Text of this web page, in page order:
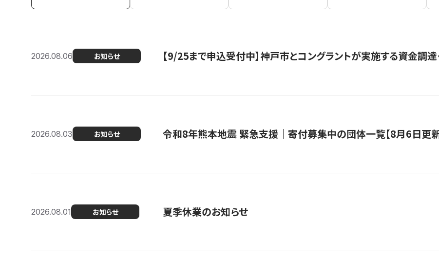
2026.08.06 お知らせ 【9/25まで申込受付中】神戸市とコングラントが実施する資金調
2026.08.03 お知らせ 令和8年熊本地震 緊急支援｜寄付募集中の団体一覧【8月6日更新
2026.08.01 お知らせ 夏季休業のお知らせ